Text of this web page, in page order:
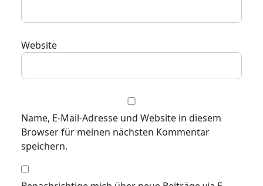
Website
Name, E-Mail-Adresse und Website in diesem
Browser für meinen nächsten Kommentar
speichern.